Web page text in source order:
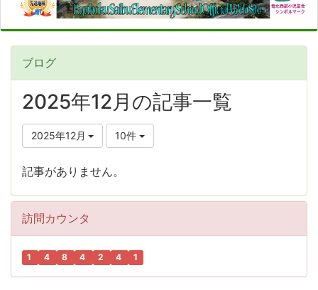
ブログ
2025年12月の記事一覧
2025年12月 10件
記事がありません。
訪問カウンタ
1 4 8 4 2 4 1